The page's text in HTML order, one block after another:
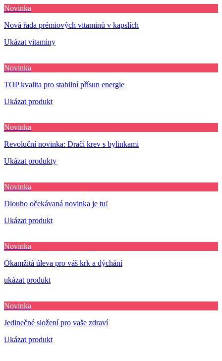
Novinka
Nová řada prémiových vitaminů v kapslích
Ukázat vitaminy
Novinka
TOP kvalita pro stabilní přísun energie
Ukázat produkt
Novinka
Revoluční novinka: Dračí krev s bylinkami
Ukázat produkty
Novinka
Dlouho očekávaná novinka je tu!
Ukázat produkt
Novinka
Okamžitá úleva pro váš krk a dýchání
ukázat produkt
Novinka
Jedinečné složení pro vaše zdraví
Ukázat produkt